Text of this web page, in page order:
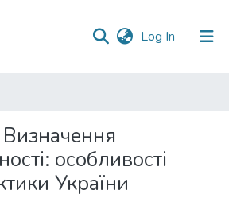
Log In (current)
особливості
України